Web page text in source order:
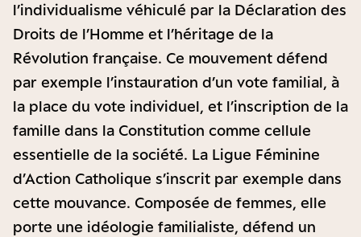
l’individualisme véhiculé par la Déclaration des
Droits de l’Homme et l’héritage de la
Révolution française. Ce mouvement défend
par exemple l’instauration d’un vote familial, à
la place du vote individuel, et l’inscription de la
famille dans la Constitution comme cellule
essentielle de la société. La Ligue Féminine
d’Action Catholique s’inscrit par exemple dans
cette mouvance. Composée de femmes, elle
porte une idéologie familialiste, défend un